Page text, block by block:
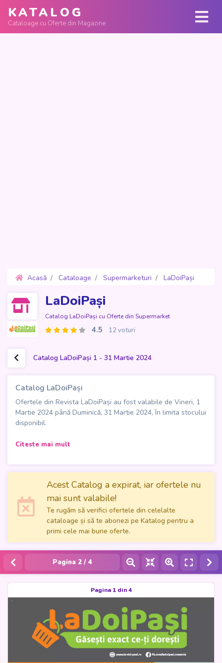
KATALOG
Cataloage cu Oferte din Magazine
Acasă Cataloage Supermarketuri
LaDoiPași
LaDoiPași
Catalog LaDoiPași cu Oferte din Supermarket
4.5 12 voturi
Catalog LaDoiPași 1 - 31 Martie 2024
Catalog LaDoiPași
Ofertele din Revista LaDoiPași au fost valabile de Vineri, 1
Martie 2024 până Duminică, 31 Martie 2024, în limita stocului
disponibil.
Fie că ești în căutarea alimentelor proaspete și gustoase
Catalogul LaDoiPași este soluția perfectă pentru tine!
Descoperă o gamă variată de produse la prețuri imbatabile,
de la legume și fructe proaspete la carne de calitate,
lactate gustoase, produse de patiserie și multe altele.
Răsfoiește paginile pline de oferte speciale valabile în
perioada 01.03.2024 - 31.03.2024 și alege produsele
perfecte pentru nevoile tale. Nu rata ocazia de a economisi
semnificativ la cumpărăturile tale! Aruncă o privire la
Catalogul LaDoiPași și bucură-te de cele mai bune oferte
din oraș.
Citeste mai mult
Acest Catalog a expirat, iar ofertele nu
mai sunt valabile!
Te rugăm să verifici ofertele din celelalte
cataloage și să te abonezi pe Katalog pentru a
primi cele mai bune oferte.
Pagina 2 / 4
Pagina 1 din 4